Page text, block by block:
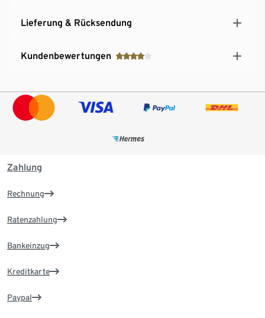
Lieferung & Rücksendung
Kundenbewertungen
Zahlung
Rechnung
Ratenzahlung
Bankeinzug
Kreditkarte
Paypal